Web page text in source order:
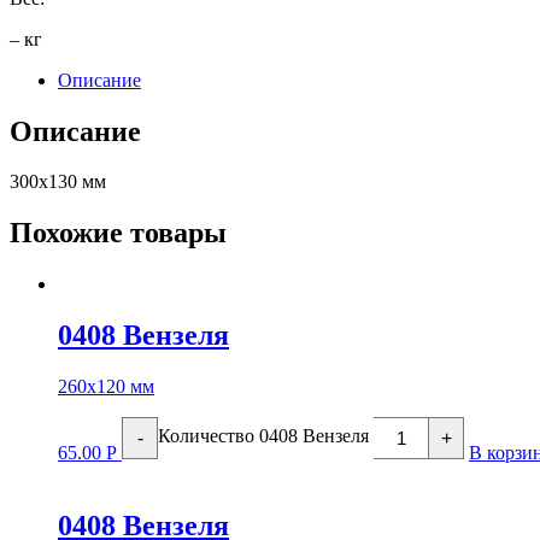
– кг
Описание
Описание
300х130 мм
Похожие товары
0408 Вензеля
260х120 мм
65.00 Р
- Количество 0408 Вензеля +
В
0408 Вензеля